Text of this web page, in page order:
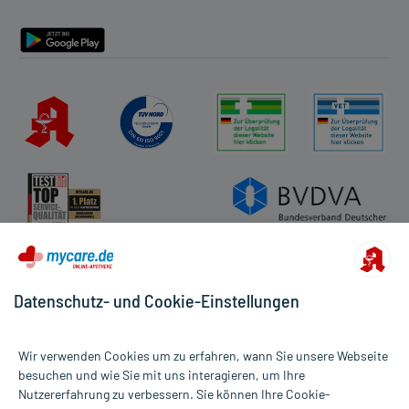
Alle Preise gelten inkl. MwSt., ggf. zzgl. Versandkosten
Datenschutz- und Cookie-Einstellungen
Wir verwenden Cookies um zu erfahren, wann Sie unsere Webseite
besuchen und wie Sie mit uns interagieren, um Ihre
Nutzererfahrung zu verbessern. Sie können Ihre Cookie-